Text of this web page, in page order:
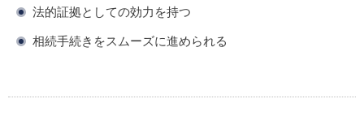
法的証拠としての効力を持つ
相続手続きをスムーズに進められる